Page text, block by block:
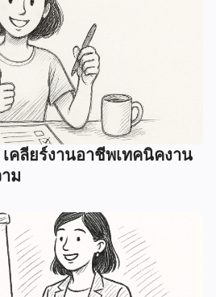
คลียร์งานอาชีพเทคนิคงาน
ม